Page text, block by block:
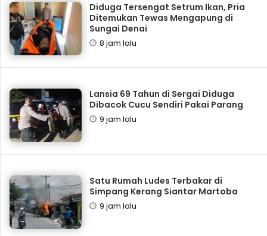
Diduga Tersengat Setrum Ikan, Pria
Ditemukan Tewas Mengapung di
Sungai Denai
8 jam lalu
Lansia 69 Tahun di Sergai Diduga
Dibacok Cucu Sendiri Pakai Parang
9 jam lalu
Satu Rumah Ludes Terbakar di
Simpang Kerang Siantar Martoba
9 jam lalu